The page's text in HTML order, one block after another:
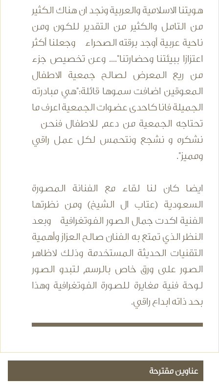
هويتنا الاسلامية والعربية ونجد ان هناك الكثير
من التامل والكثير من التقدير للكون ومن
ناحية عربية أوجد برقته الصحراء وجعلنا أكثر
اعتزازا ببيئتنا وحضارتنا".... وعن تخصيص جزء
من ريع المعرض لصالح جمعية الاطفال
المعوقين اضافت سموها قائلة:"هي مبادرته
الجميلة فانا كاحدى عضوات الجمعية اعرف ما
تحتاجه الجمعية من دعم للاطفال فنحن
نشكره و نشجع ونتحمس لكل عمل راقي
ومميز".
ايضا كان لنا لقاء مع الفنانة المصورة
السعودية (عتاب ال الشيخ) ومن نظرتها
الفنية اكدت جمال الصور الفوتغرافية وبعد
النظر الذي تمتع به الفنان صالح العزاز وأهمية
التقنيات الحديثة المستخدمة وذلك لاظاهر
الصور على ورق خاص بالرسم لتبدو الصور
لوحة فنية مغايرة للصورة الفوتغرافية وهذا
بحد ذاته ابداع راقي.
عناوين مقترحة